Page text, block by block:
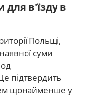
для в'їзду в
Польщі,
суми
підтвердить
щонайменше у